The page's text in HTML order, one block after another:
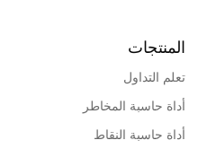
المنتجات
تعلم التداول
أداة حاسبة المخاطر
أداة حاسبة النقاط